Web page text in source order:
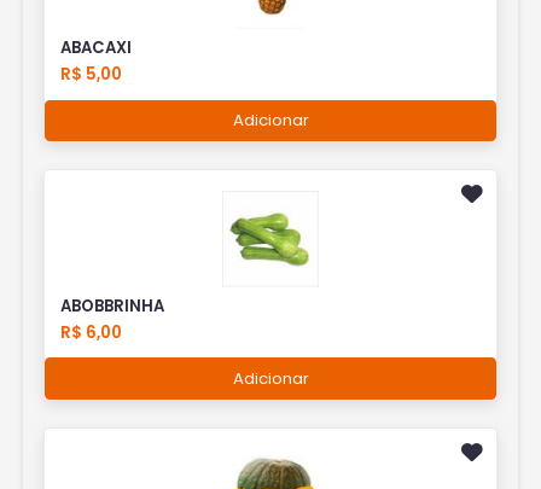
ABACAXI
R$ 5,00
Adicionar
ABOBBRINHA
R$ 6,00
Adicionar